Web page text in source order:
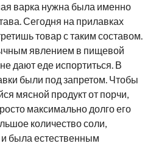
варка нужна была именно
Сегодня на прилавках
товар с таким составом.
явлением в пищевой
дают еде испортиться. В
были под запретом. Чтобы
мясной продукт от порчи,
максимально долго его
количество соли,
была естественным